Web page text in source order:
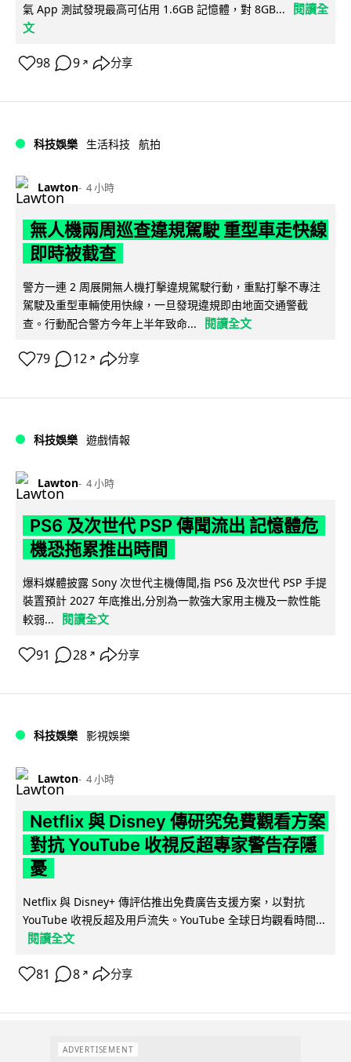
氣 App 測試發現最高可佔用 1.6GB 記憶體，對 8GB...
閱讀全
文
98 9 ↗ 分享
科技娛樂 生活科技 航拍
Lawton 4 小時
無人機兩周巡查違規駕駛 重型車走快線
即時被截查
警方一連 2 周展開無人機打擊違規駕駛行動，重點打擊不專注
駕駛及重型車輛使用快線，一旦發現違規即由地面交通警截
查。行動配合警方今年上半年致命...
閱讀全文
79 12 ↗ 分享
科技娛樂 遊戲情報
Lawton 4 小時
PS6 及次世代 PSP 傳聞流出 記憶體危
機恐拖累推出時間
爆料媒體披露 Sony 次世代主機傳聞,指 PS6 及次世代 PSP 手提
裝置預計 2027 年底推出,分別為一款強大家用主機及一款性能
較弱...
閱讀全文
91 28 ↗ 分享
科技娛樂 影視娛樂
Lawton 4 小時
Netflix 與 Disney 傳研究免費觀看方案
對抗 YouTube 收視反超專家警告存隱
憂
Netflix 與 Disney+ 傳評估推出免費廣告支援方案，以對抗
YouTube 收視反超及用戶流失。YouTube 全球日均觀看時間...
閱讀全文
81 8 ↗ 分享
ADVERTISEMENT